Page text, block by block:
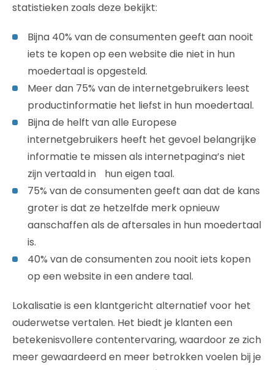
statistieken zoals deze bekijkt:
Bijna 40% van de consumenten geeft aan nooit
iets te kopen op een website die niet in hun
moedertaal is opgesteld.
Meer dan 75% van de internetgebruikers leest
productinformatie het liefst in hun moedertaal.
Bijna de helft van alle Europese
internetgebruikers heeft het gevoel belangrijke
informatie te missen als internetpagina’s niet
zijn vertaald in hun eigen taal.
75% van de consumenten geeft aan dat de kans
groter is dat ze hetzelfde merk opnieuw
aanschaffen als de aftersales in hun moedertaal
is.
40% van de consumenten zou nooit iets kopen
op een website in een andere taal.
Lokalisatie is een klantgericht alternatief voor het
ouderwetse vertalen. Het biedt je klanten een
betekenisvollere contentervaring, waardoor ze zich
meer gewaardeerd en meer betrokken voelen bij je